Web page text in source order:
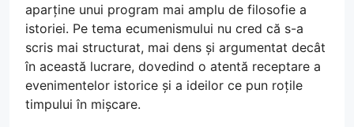
aparține unui program mai amplu de filosofie a
istoriei. Pe tema ecumenismului nu cred că s-a
scris mai structurat, mai dens și argumentat decât
în această lucrare, dovedind o atentă receptare a
evenimentelor istorice și a ideilor ce pun roțile
timpului în mișcare.